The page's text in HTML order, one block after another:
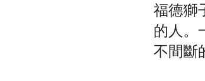
福德獅
的人。
不間斷